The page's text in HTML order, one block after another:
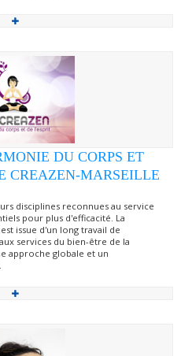
DU CORPS ET
CREAZEN-MARSEILLE
disciplines reconnues au service
pour plus d'efficacité. La
issue d'un long travail de
services du bien-être de la
approche globale et un